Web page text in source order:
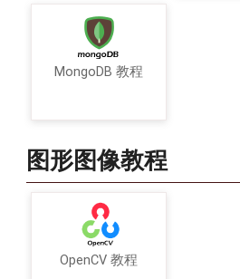
MongoDB 教程
图形图像教程
OpenCV 教程